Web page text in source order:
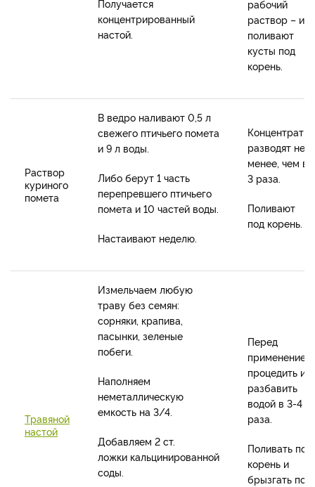
Получается
концентрированный
настой.
рабочий
раствор – им
поливают
кусты под
корень.
Раствор
куриного
помета
В ведро наливают 0,5 л
свежего птичьего помета
и 9 л воды.
Либо берут 1 часть
перепревшего птичьего
помета и 10 частей воды.
Настаивают неделю.
Концентрат
разводят не
менее, чем в
3 раза.
Поливают
под корень.
Травяной
настой
Измельчаем любую
траву без семян:
сорняки, крапива,
пасынки, зеленые
побеги.
Наполняем
неметаллическую
емкость на 3/4.
Добавляем 2 ст.
ложки кальцинированной
соды.
Перед
применением
процедить и
разбавить
водой в 3-4
раза.
Поливать под
корень и
брызгать по